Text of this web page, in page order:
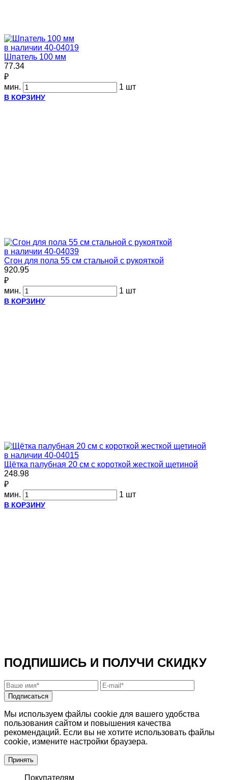
в наличии 40-04019
Шпатель 100 мм
77.34
₽
мин.
1 шт
В КОРЗИНУ
в наличии 40-04039
Сгон для пола 55 см стальной с рукояткой
920.95
₽
мин.
1 шт
В КОРЗИНУ
в наличии 40-04015
Щётка палубная 20 см с короткой жесткой щетиной
248.98
₽
мин.
1 шт
В КОРЗИНУ
ПОДПИШИСЬ И ПОЛУЧИ СКИДКУ
Подписаться
Мы используем файлы cookie для вашего удобства
пользования сайтом и повышения качества
рекомендаций. Если вы не хотите использовать файлы
cookie, измените настройки браузера.
Принять
Покупателям